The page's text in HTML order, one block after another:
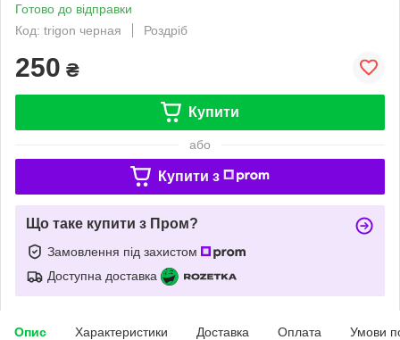
Готово до відправки
Код: trigon черная
Роздріб
250 ₴
Купити
або
Купити з
Що таке купити з Пром?
Замовлення під захистом
Доступна доставка
Опис Характеристики Доставка Оплата Умови